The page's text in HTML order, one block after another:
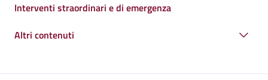
Interventi straordinari e di emergenza
Altri contenuti